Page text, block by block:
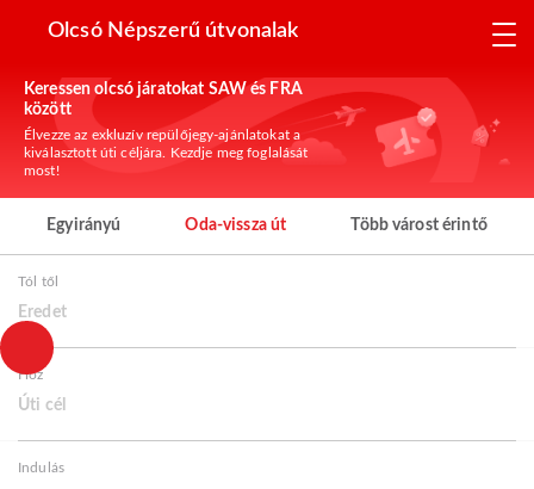
Olcsó Népszerű útvonalak
Keressen olcsó járatokat SAW és FRA
között
Élvezze az exkluzív repülőjegy-ajánlatokat a
kiválasztott úti céljára. Kezdje meg foglalását
most!
Egyirányú Oda-vissza út Több várost érintő
Tól től
Eredet
Hoz
Úti cél
Indulás